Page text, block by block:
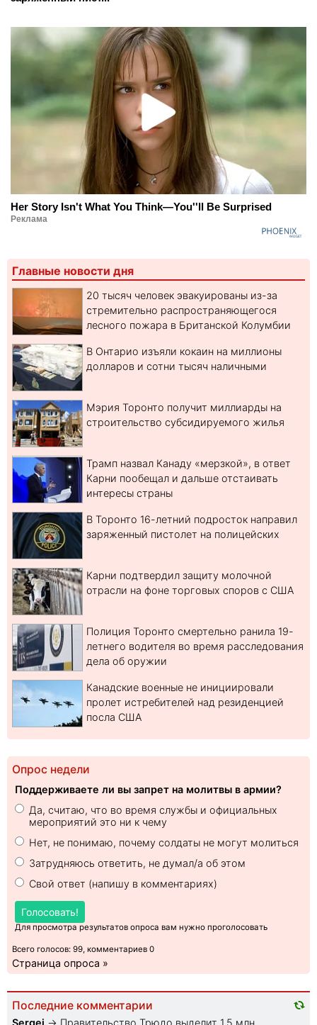
Her Story Isn't What You Think—You''ll Be Surprised
Реклама
Главные новости дня
20 тысяч человек эвакуированы из-за
стремительно распространяющегося
лесного пожара в Британской Колумбии
В Онтарио изъяли кокаин на миллионы
долларов и сотни тысяч наличными
Мэрия Торонто получит миллиарды на
строительство субсидируемого жилья
Трамп назвал Канаду «мерзкой», в ответ
Карни пообещал и дальше отстаивать
интересы страны
В Торонто 16-летний подросток направил
заряженный пистолет на полицейских
Карни подтвердил защиту молочной
отрасли на фоне торговых споров с США
Полиция Торонто смертельно ранила 19-
летнего водителя во время расследования
дела об оружии
Канадские военные не инициировали
пролет истребителей над резиденцией
посла США
Опрос недели
Поддерживаете ли вы запрет на молитвы в армии?
Да, считаю, что во время службы и официальных
мероприятий это ни к чему
Нет, не понимаю, почему солдаты не могут молиться
Затрудняюсь ответить, не думал/а об этом
Свой ответ (напишу в комментариях)
Голосовать!
Для просмотра результатов опроса вам нужно проголосовать
Всего голосов: 99, комментариев 0
Страница опроса »
Последние комментарии
Sеrgei → Правительство Трюдо выделит 1,5 млн